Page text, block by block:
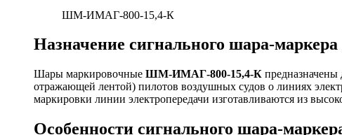
ШМ-ИМАГ-800-15,4-К
Назначение сигнального шара-
Шары маркировочные ШМ-ИМАГ-800-15,4-К предназначены
отражающей лентой) пилотов воздушных судов о линиях
маркировки линии электропередачи изготавливаются из
Особенности сигнального шара-